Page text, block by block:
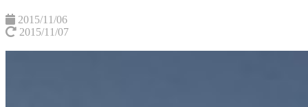
2015/11/06
2015/11/07